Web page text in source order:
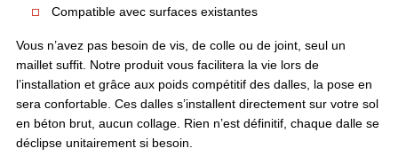
Compatible avec surfaces existantes
Vous n’avez pas besoin de vis, de colle ou de joint, seul un
maillet suffit. Notre produit vous facilitera la vie lors de
l’installation et grâce aux poids compétitif des dalles, la pose en
sera confortable. Ces dalles s’installent directement sur votre sol
en béton brut, aucun collage. Rien n’est définitif, chaque dalle se
déclipse unitairement si besoin.